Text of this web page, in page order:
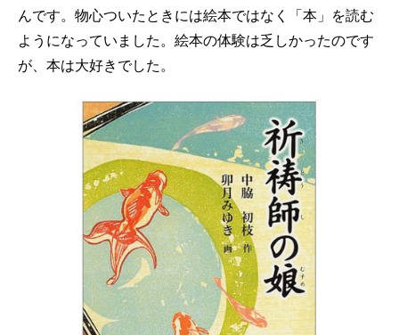
んです。物心ついたときには絵本ではなく「本」を読む
ようになっていました。絵本の体験は乏しかったのです
が、本は大好きでした。